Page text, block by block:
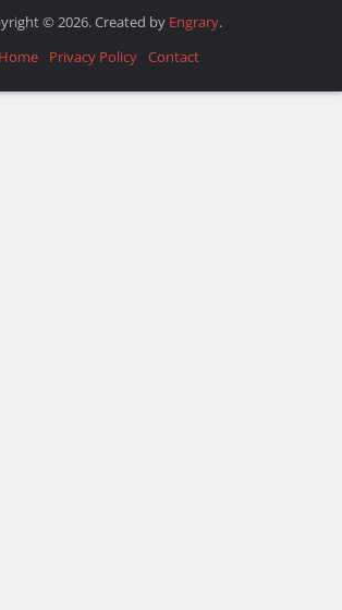
© 2026. Created by Engrary.
Home
Privacy Policy Contact